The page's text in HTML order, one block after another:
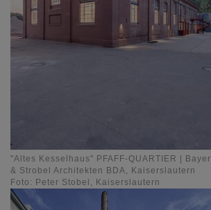
"Altes Kesselhaus" PFAFF-QUARTIER | Bayer
& Strobel Architekten BDA, Kaiserslautern
Foto: Peter Stobel, Kaiserslautern